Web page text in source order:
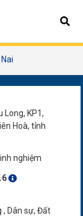
Long, KP1,
Hoà, tỉnh
nghiệm
, Dân sự, Đất